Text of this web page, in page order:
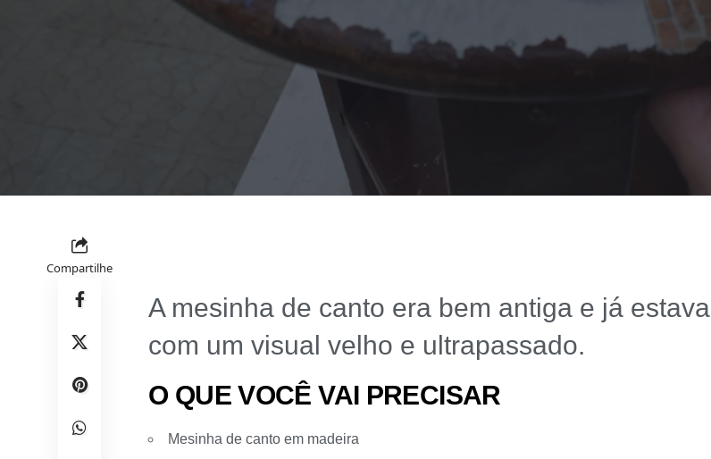
Compartilhe
A mesinha de canto era bem antiga e já estava
com um visual velho e ultrapassado.
O QUE VOCÊ VAI PRECISAR
Mesinha de canto em madeira